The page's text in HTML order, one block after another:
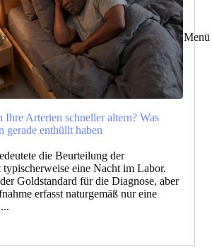
Menü
Ihre Arterien schneller altern? Was
gerade enthüllt haben
die Beurteilung der
typischerweise eine Nacht im Labor.
Goldstandard für die Diagnose, aber
erfasst naturgemäß nur eine